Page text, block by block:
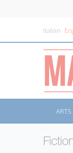
Italian
ARTS